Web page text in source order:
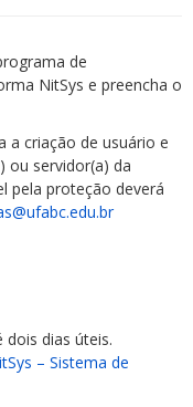
de
NitSys e preencha o
a criação de usuário e
ou servidor(a) da
pela proteção deverá
dias úteis.
– Sistema de